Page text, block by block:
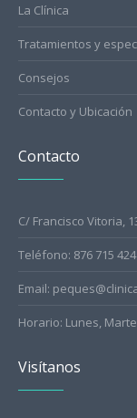
La Clínica
Tratamientos y
Consejos
Contacto y Ubicación
Contacto
C/ Francisco Vitoria,
Teléfono: 876 715 424
Email:
Horario: Lunes,
Visítanos